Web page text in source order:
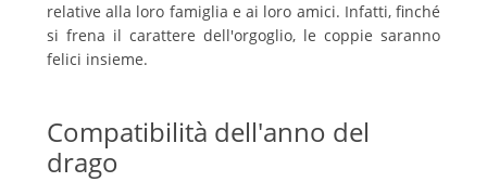
relative alla loro famiglia e ai loro amici. Infatti, finché
si frena il carattere dell'orgoglio, le coppie saranno
felici insieme.
Compatibilità dell'anno del
drago